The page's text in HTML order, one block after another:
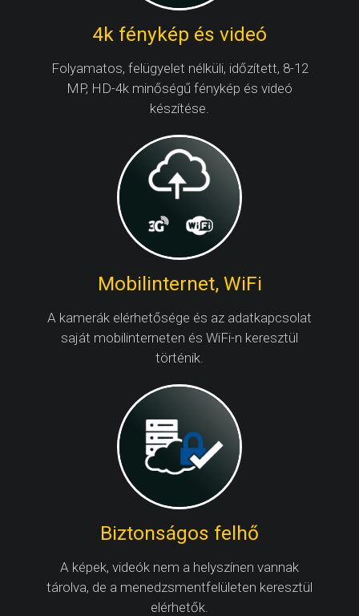
4k fénykép és videó
Folyamatos, felügyelet nélküli, időzített, 8-12
MP, HD-4k minőségű fénykép és videó
készítése.
Mobilinternet, WiFi
A kamerák elérhetősége és az adatkapcsolat
saját mobilinterneten és WiFi-n keresztül
történik.
Biztonságos felhő
A képek, videók nem a helyszínen vannak
tárolva, de a menedzsmentfelületen keresztül
elérhetők.